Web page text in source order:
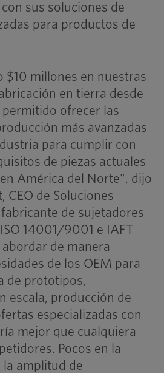
sus soluciones de
para productos de
$10 millones en nuestras
en tierra desde
permitido ofrecer las
más avanzadas
para cumplir con
de piezas actuales
América del Norte", dijo
CEO de Soluciones
de sujetadores
14001/9001 e IAFT
de manera
de los OEM para
de prototipos,
escala, producción de
especializadas con
mejor que cualquiera
Pocos en la
amplitud de